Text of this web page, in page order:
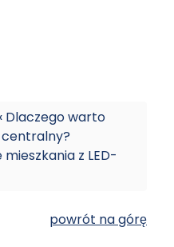
Dlaczego warto
z LED-
powrót na górę